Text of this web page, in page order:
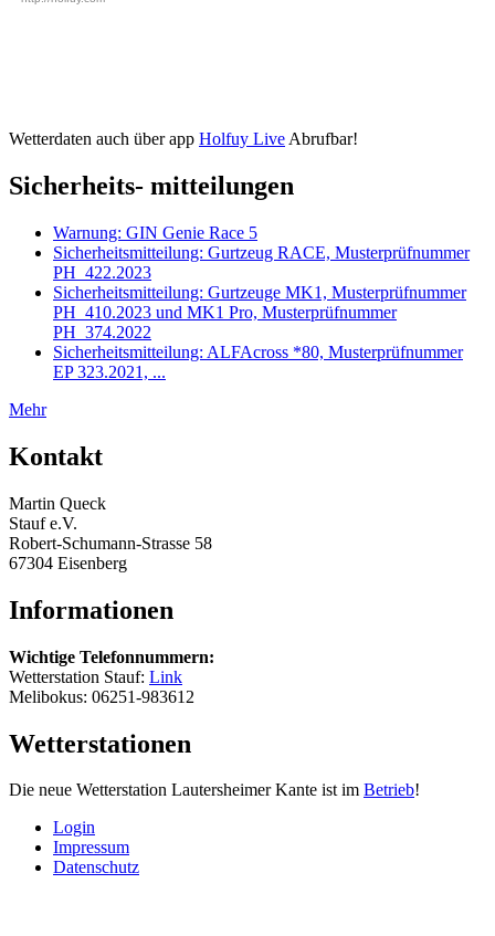
Wetterdaten auch über app Holfuy Live Abrufbar!
Sicherheits- mitteilungen
Warnung: GIN Genie Race 5
Sicherheitsmitteilung: Gurtzeug RACE, Musterprüfnummer
PH_422.2023
Sicherheitsmitteilung: Gurtzeuge MK1, Musterprüfnummer
PH_410.2023 und MK1 Pro, Musterprüfnummer
PH_374.2022
Sicherheitsmitteilung: ALFAcross *80, Musterprüfnummer
EP 323.2021, ...
Mehr
Kontakt
Martin Queck
Stauf e.V.
Robert-Schumann-Strasse 58
67304 Eisenberg
Informationen
Wichtige Telefonnummern:
Wetterstation Stauf: Link
Melibokus: 06251-983612
Wetterstationen
Die neue Wetterstation Lautersheimer Kante ist im Betrieb!
Login
Impressum
Datenschutz